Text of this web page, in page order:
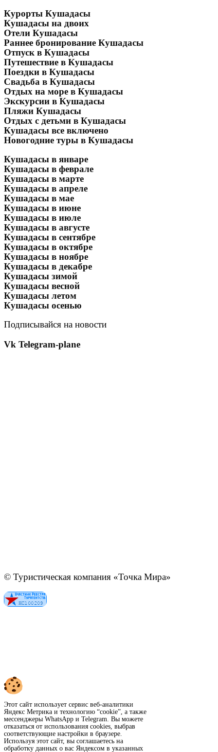
Курорты Кушадасы
Кушадасы на двоих
Отели Кушадасы
Раннее бронирование Кушадасы
Отпуск в Кушадасы
Путешествие в Кушадасы
Поездки в Кушадасы
Свадьба в Кушадасы
Отдых на море в Кушадасы
Экскурсии в Кушадасы
Пляжи Кушадасы
Отдых с детьми в Кушадасы
Кушадасы все включено
Новогодние туры в Кушадасы
Кушадасы в январе
Кушадасы в феврале
Кушадасы в марте
Кушадасы в апреле
Кушадасы в мае
Кушадасы в июне
Кушадасы в июле
Кушадасы в августе
Кушадасы в сентябре
Кушадасы в октябре
Кушадасы в ноябре
Кушадасы в декабре
Кушадасы зимой
Кушадасы весной
Кушадасы летом
Кушадасы осенью
Подписывайся на новости
Vk Telegram-plane
© Туристическая компания «Точка Мира»
Этот сайт использует сервис веб-аналитики
Яндекс Метрика и технологию “cookie”, а также
мессенджеры WhatsApp и Telegram. Вы можете
отказаться от использования cookies, выбрав
соответствующие настройки в браузере.
Используя этот сайт, вы соглашаетесь на
обработку данных о вас Яндексом в указанных